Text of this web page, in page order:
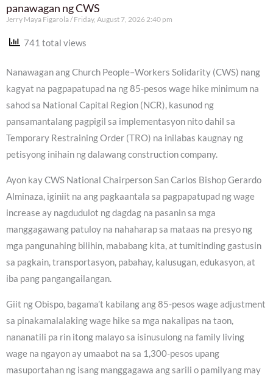
panawagan ng CWS
Jerry Maya Figarola Friday, August 7, 2026 2:40 pm
741 total views
Nanawagan ang Church People–Workers Solidarity (CWS) nang
kagyat na pagpapatupad na ng 85-pesos wage hike minimum na
sahod sa National Capital Region (NCR), kasunod ng
pansamantalang pagpigil sa implementasyon nito dahil sa
Temporary Restraining Order (TRO) na inilabas kaugnay ng
petisyong inihain ng dalawang construction company.
Ayon kay CWS National Chairperson San Carlos Bishop Gerardo
Alminaza, iginiit na ang pagkaantala sa pagpapatupad ng wage
increase ay nagdudulot ng dagdag na pasanin sa mga
manggagawang patuloy na nahaharap sa mataas na presyo ng
mga pangunahing bilihin, mababang kita, at tumitinding gastusin
sa pagkain, transportasyon, pabahay, kalusugan, edukasyon, at
iba pang pangangailangan.
Giit ng Obispo, bagama’t kabilang ang 85-pesos wage adjustment
sa pinakamalalaking wage hike sa mga nakalipas na taon,
nananatili pa rin itong malayo sa isinusulong na family living
wage na ngayon ay umaabot na sa 1,300-pesos upang
masuportahan ng isang manggagawa ang sarili o pamilyang may